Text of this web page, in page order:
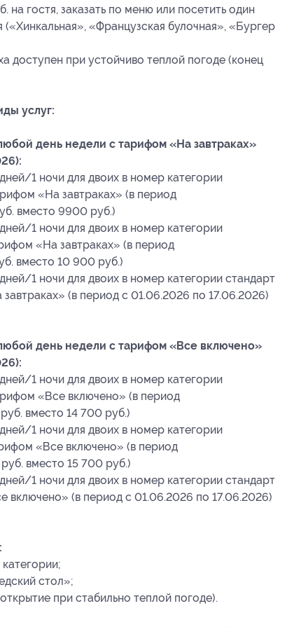
гостя, заказать по меню или посетить один
«Французская булочная», «Бургер
доступен при устойчиво теплой погоде (конец
услуг:
день недели с тарифом «На завтраках»
1 ночи для двоих в номер категории
«На завтраках» (в период
вместо 9900 руб.)
1 ночи для двоих в номер категории
«На завтраках» (в период
вместо 10 900 руб.)
1 ночи для двоих в номер категории стандарт
(в период с 01.06.2026 по 17.06.2026)
день недели с тарифом «Все включено»
1 ночи для двоих в номер категории
«Все включено» (в период
вместо 14 700 руб.)
1 ночи для двоих в номер категории
«Все включено» (в период
вместо 15 700 руб.)
1 ночи для двоих в номер категории стандарт
включено» (в период с 01.06.2026 по 17.06.2026)
стол»;
при стабильно теплой погоде).